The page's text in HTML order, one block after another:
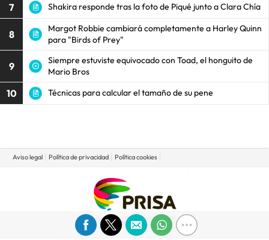
7 Shakira responde tras la foto de Piqué junto a Clara Chía
8
Margot Robbie cambiará completamente a Harley Quinn
para "Birds of Prey"
9
Siempre estuviste equivocado con Toad, el honguito de
Mario Bros
10 Técnicas para calcular el tamaño de su pene
Aviso legal Política de privacidad Política cookies